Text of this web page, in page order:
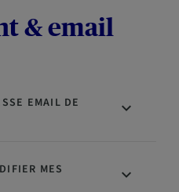
& email
EMAIL DE
MES